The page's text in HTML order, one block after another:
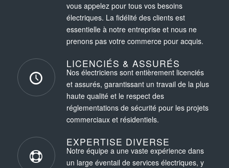
vous appelez pour tous vos besoins
électriques. La fidélité des clients est
essentielle à notre entreprise et nous ne
prenons pas votre commerce pour acquis.
LICENCIÉS & ASSURÉS
Nos électriciens sont entièrement licenciés
et assurés, garantissant un travail de la plus
haute qualité et le respect des
réglementations de sécurité pour les projets
commerciaux et résidentiels.
EXPERTISE DIVERSE
Notre équipe a une vaste expérience dans
un large éventail de services électriques, y